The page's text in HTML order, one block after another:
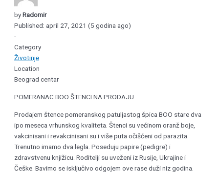
byRadomir
Published: april 27, 2021 (5 godina ago)
-
Category
Životinje
Location
Beograd centar
POMERANAC BOO ŠTENCI NA PRODAJU
Prodajem štence pomeranskog patuljastog špica BOO stare dva
ipo meseca vrhunskog kvaliteta. Štenci su većinom oranž boje,
vakcinisani i revakcinisani su i više puta očišćeni od parazita.
Trenutno imamo dva legla. Poseduju papire (pedigre) i
zdravstvenu knjižicu. Roditelji su uveženi iz Rusije, Ukrajine i
Češke. Bavimo se isključivo odgojem ove rase duži niz godina.